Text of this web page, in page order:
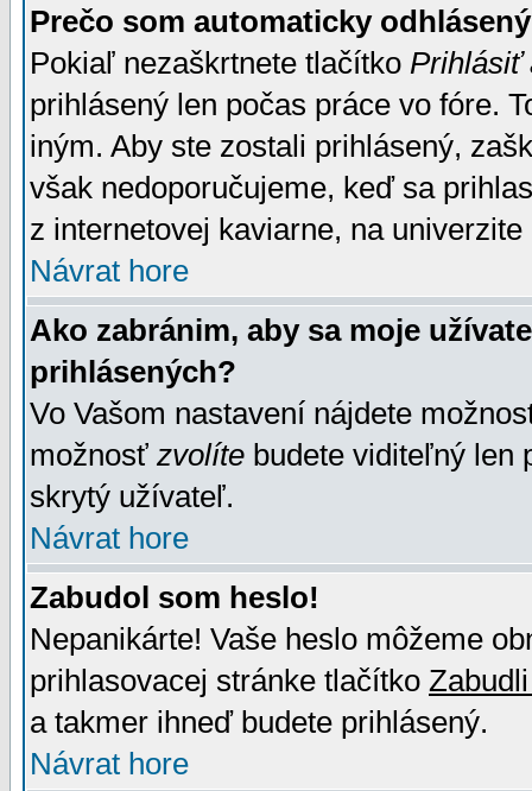
Prečo som automaticky
Pokiaľ nezaškrtnete tlačítko Prihlásiť
prihlásený len počas práce vo fóre.
iným. Aby ste zostali prihlásený,
však nedoporučujeme, keď sa
z internetovej kaviarne, na univerzite
Návrat hore
Ako zabránim, aby sa moje
prihlásených?
Vo Vašom nastavení nájdete
možnosť zvolíte budete viditeľný len
skrytý užívateľ.
Návrat hore
Zabudol som heslo!
Nepanikárte! Vaše heslo môžeme
prihlasovacej stránke tlačítko
a takmer ihneď budete prihlásený.
Návrat hore